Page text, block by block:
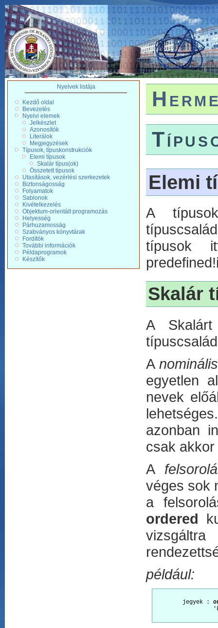
Nyelvek listája
Kezdő oldal
Bevezetés
Nyelvi elemek
Jelkészlet
Azonosítók
Literálok
Megjegyzések
Típusok, típuskonstrukciók
Elemi típusok
Skalár típus(ok)
Összetett típusok
Utasítások, vezérlési szerkezetek
Biztonságosság
Folyamatok
Sablonok
Kivételkezelés
Objektum-orientált programozás
Helyesség
Párhuzamosság
Szabványos könyvtárak
Fordítók
További információk
Példaprogramok
Készítők
Elemi
A
típusok
Skalár
A
Anominális
egyetlen
nevek
azonban
csak
A
véges sok
a
ordered
vizsgáltra
például:
        jegyek :